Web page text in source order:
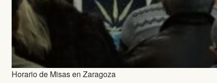
Horario de Misas en Zaragoza